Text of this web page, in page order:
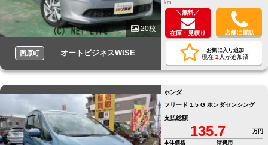
20枚
西原町 オートビジネスWISE
km
＼無料／
在庫・見積り 店舗に電話
お気に入り追加
現在 2 人が追加済
ホンダ
フリード 1.5 G ホンダセンシング
支払総額
135.7
万円
本体価格
諸費用